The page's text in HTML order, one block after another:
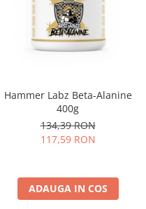
Hammer Labz Beta-Alanine
400g
134,39 RON
117,59 RON
ADAUGA IN COS